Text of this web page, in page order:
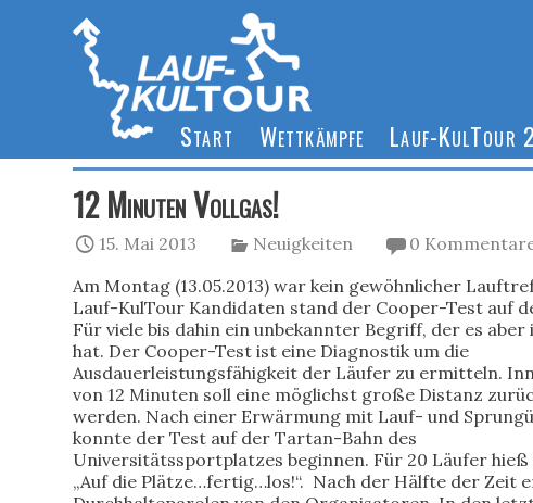
Start Wettkämpfe Lauf-KulTour
12 Minuten Vollgas!
15. Mai 2013 Neuigkeiten
0
Am Montag (13.05.2013) war kein gewöhnlicher
Lauf-KulTour Kandidaten stand der Cooper-Test auf
Für viele bis dahin ein unbekannter Begriff, der es aber
hat. Der Cooper-Test ist eine Diagnostik um die
Ausdauerleistungsfähigkeit der Läufer zu ermitteln.
von 12 Minuten soll eine möglichst große Distanz
werden. Nach einer Erwärmung mit Lauf- und
konnte der Test auf der Tartan-Bahn des
Universitätssportplatzes beginnen. Für 20 Läufer hieß
„Auf die Plätze…fertig…los!“. Nach der Hälfte der Zeit